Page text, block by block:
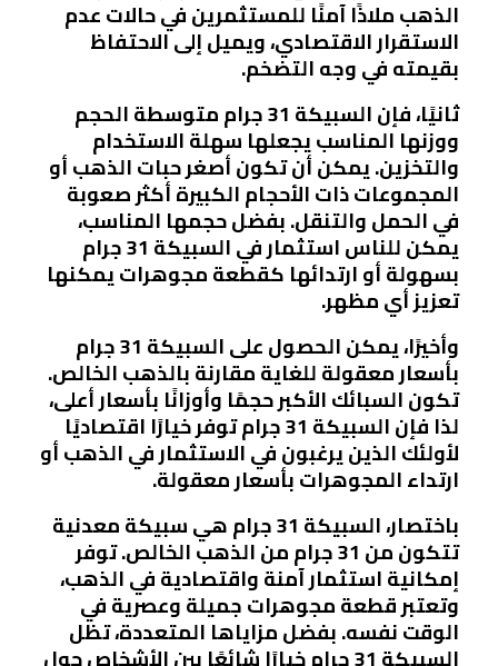
الذهب ملاذًا آمنًا للمستثمرين في حالات عدم
الاستقرار الاقتصادي، ويميل إلى الاحتفاظ
بقيمته في وجه التضخم.
ثانيًا، فإن السبيكة 31 جرام متوسطة الحجم
ووزنها المناسب يجعلها سهلة الاستخدام
والتخزين. يمكن أن تكون أصغر حبات الذهب أو
المجموعات ذات الأحجام الكبيرة أكثر صعوبة
في الحمل والتنقل. بفضل حجمها المناسب،
يمكن للناس استثمار في السبيكة 31 جرام
بسهولة أو ارتدائها كقطعة مجوهرات يمكنها
تعزيز أي مظهر.
وأخيرًا، يمكن الحصول على السبيكة 31 جرام
بأسعار معقولة للغاية مقارنة بالذهب الخالص.
تكون السبائك الأكبر حجمًا وأوزانًا بأسعار أعلى،
لذا فإن السبيكة 31 جرام توفر خيارًا اقتصاديًا
لأولئك الذين يرغبون في الاستثمار في الذهب أو
ارتداء المجوهرات بأسعار معقولة.
باختصار، السبيكة 31 جرام هي سبيكة معدنية
تتكون من 31 جرام من الذهب الخالص. توفر
إمكانية استثمار آمنة واقتصادية في الذهب،
وتعتبر قطعة مجوهرات جميلة وعصرية في
الوقت نفسه. بفضل مزاياها المتعددة، تظل